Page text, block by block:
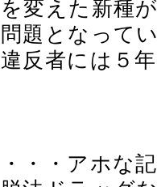
を変えた新種
問題となって
違反者には５
・・・アホな